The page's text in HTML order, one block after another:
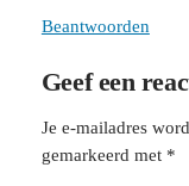
Beantwoorden
Geef een
Je e-mailadres
gemarkeerd met *